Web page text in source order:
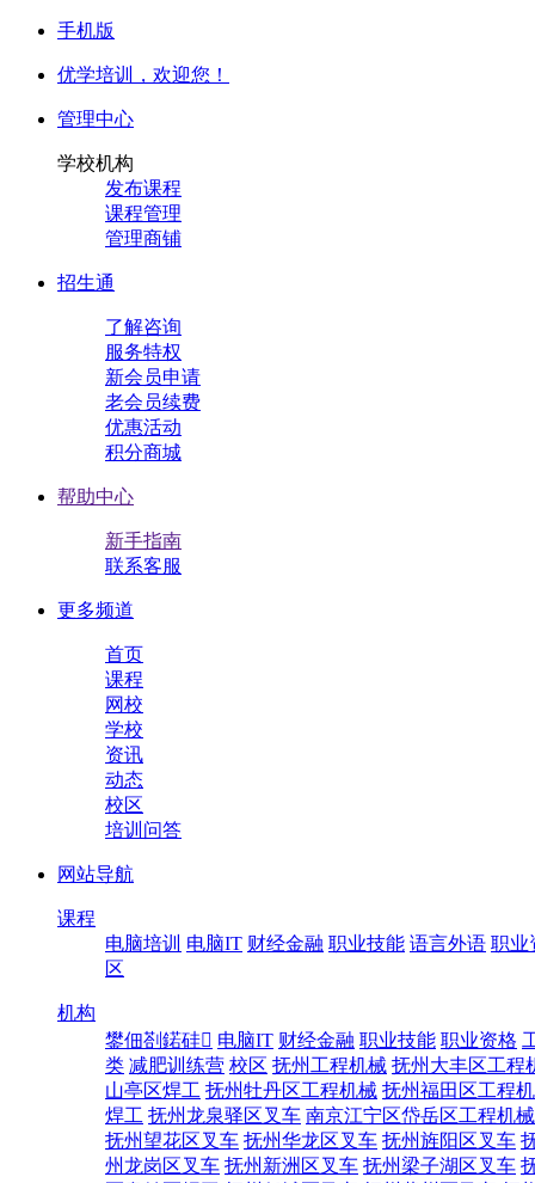
手机版
优学培训， 欢迎您！
管理中心
学校机构
发布课程
课程管理
管理商铺
招生通
了解咨询
服务特权
新会员申请
老会员续费
优惠活动
积分商城
帮助中心
新手指南
联系客服
更多频道
首页
课程
网校
学校
资讯
动态
校区
培训问答
网站导航
课程
电脑培训 电脑IT 财经金融 职业技能 语言外语 职业
区
机构
鐢佃剳鍩硅 电脑IT 财经金融 职业技能 职业资格
类 减肥训练营 校区 抚州工程机械 抚州大丰区工程
山亭区焊工 抚州牡丹区工程机械 抚州福田区工程
焊工 抚州龙泉驿区叉车 南京江宁区岱岳区工程机械
抚州望花区叉车 抚州华龙区叉车 抚州旌阳区叉车
州龙岗区叉车 抚州新洲区叉车 抚州梁子湖区叉车